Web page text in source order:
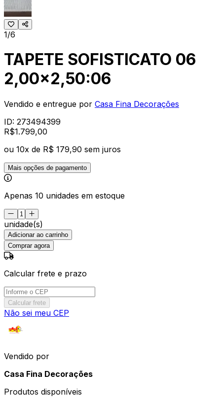
1/6
TAPETE SOFISTICATO 06
2,00x2,50:06
Vendido e entregue por Casa Fina Decorações
ID: 273494399
R$1.799,00
ou 10x de R$ 179,90 sem juros
Mais opções de pagamento
Apenas 10 unidades em estoque
unidade(s)
Adicionar ao carrinho
Comprar agora
Calcular frete e prazo
Calcular frete
Não sei meu CEP
Vendido por
Casa Fina Decorações
Produtos disponíveis